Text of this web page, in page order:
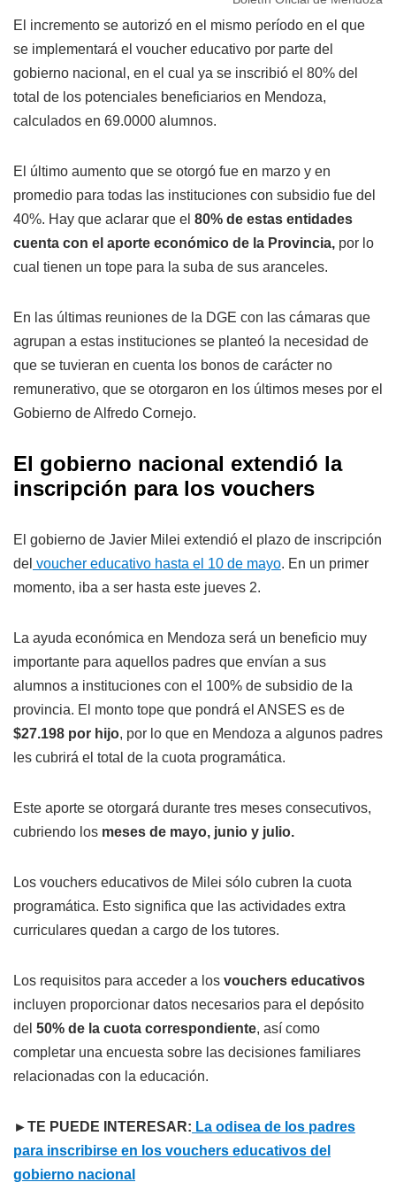
El incremento se autorizó en el mismo período en el que
se implementará el voucher educativo por parte del
gobierno nacional, en el cual ya se inscribió el 80% del
total de los potenciales beneficiarios en Mendoza,
calculados en 69.0000 alumnos.
El último aumento que se otorgó fue en marzo y en
promedio para todas las instituciones con subsidio fue del
40%. Hay que aclarar que el 80% de estas entidades
cuenta con el aporte económico de la Provincia, por lo
cual tienen un tope para la suba de sus aranceles.
En las últimas reuniones de la DGE con las cámaras que
agrupan a estas instituciones se planteó la necesidad de
que se tuvieran en cuenta los bonos de carácter no
remunerativo, que se otorgaron en los últimos meses por el
Gobierno de Alfredo Cornejo.
El gobierno nacional extendió la
inscripción para los vouchers
El gobierno de Javier Milei extendió el plazo de inscripción
del voucher educativo hasta el 10 de mayo. En un primer
momento, iba a ser hasta este jueves 2.
La ayuda económica en Mendoza será un beneficio muy
importante para aquellos padres que envían a sus
alumnos a instituciones con el 100% de subsidio de la
provincia. El monto tope que pondrá el ANSES es de
$27.198 por hijo, por lo que en Mendoza a algunos padres
les cubrirá el total de la cuota programática.
Este aporte se otorgará durante tres meses consecutivos,
cubriendo los meses de mayo, junio y julio.
Los vouchers educativos de Milei sólo cubren la cuota
programática. Esto significa que las actividades extra
curriculares quedan a cargo de los tutores.
Los requisitos para acceder a los vouchers educativos
incluyen proporcionar datos necesarios para el depósito
del 50% de la cuota correspondiente, así como
completar una encuesta sobre las decisiones familiares
relacionadas con la educación.
►TE PUEDE INTERESAR: La odisea de los padres
para inscribirse en los vouchers educativos del
gobierno nacional